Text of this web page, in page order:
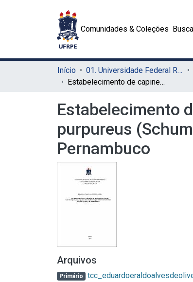
Comunidades & Coleções
Início 01. Universidade Federal Rural de Pernambuco - UFRPE (Sede)
Estabelecimento de capineira de genótipos de capim-elefante [Cenchrus purpureus (Schum.) Morrone] de diferentes portes na Zona Da Mata de Pernambuco
Estabelecimento
purpureus
Pernambuco
Arquivos
Primário